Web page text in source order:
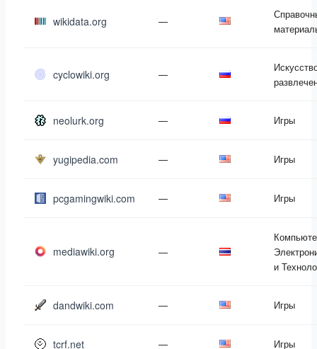
wikidata.org —
cyclowiki.org —
neolurk.org — Игры
yugipedia.com — Игры
pcgamingwiki.com — Игры
mediawiki.org —
и
dandwiki.com — Игры
tcrf.net — Игры